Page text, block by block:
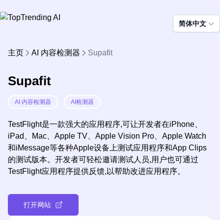
简体中文
主页 AI 内容检测器 Supafit
Supafit
AI 内容检测器 AI检测器
TestFlight是一款强大的应用程序,可让开发者在iPhone、
iPad、Mac、Apple TV、Apple Vision Pro、Apple Watch
和iMessage等各种Apple设备上测试应用程序和App Clips
的测试版本。开发者可轻松邀请测试人员,用户也可通过
TestFlight应用程序提供反馈,以帮助改进应用程序。
打开网站